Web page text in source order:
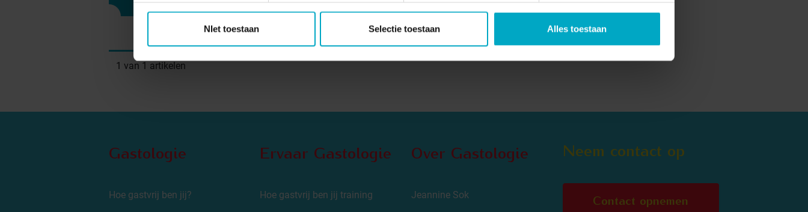
NIet toestaan Selectie toestaan Alles toestaan
1 van 1 artikelen
Gastologie
Hoe gastvrij ben jij?
Ervaar Gastologie
Hoe gastvrij ben jij training
Over Gastologie
Jeannine Sok
Neem contact op
Contact opnemen